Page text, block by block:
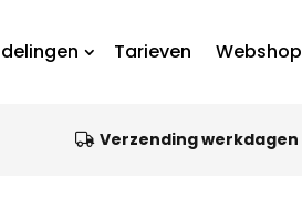
Tarieven Webshop
Verzending werkdagen